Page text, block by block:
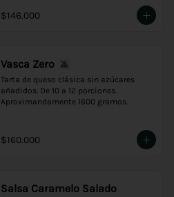
$146.000
Vasca Zero
Tarta de queso clásica sin azúcares
añadidos. De 10 a 12 porciones.
Aproximandamente 1600 gramos.
$160.000
Salsa Caramelo Salado